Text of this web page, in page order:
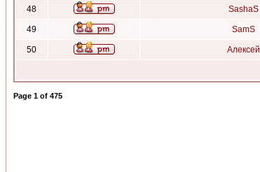
48 SashaS
49 SamS
50 Алексей
Page 1 of 475